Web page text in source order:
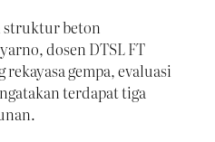
struktur beton
dosen DTSL FT
gempa, evaluasi
terdapat tiga